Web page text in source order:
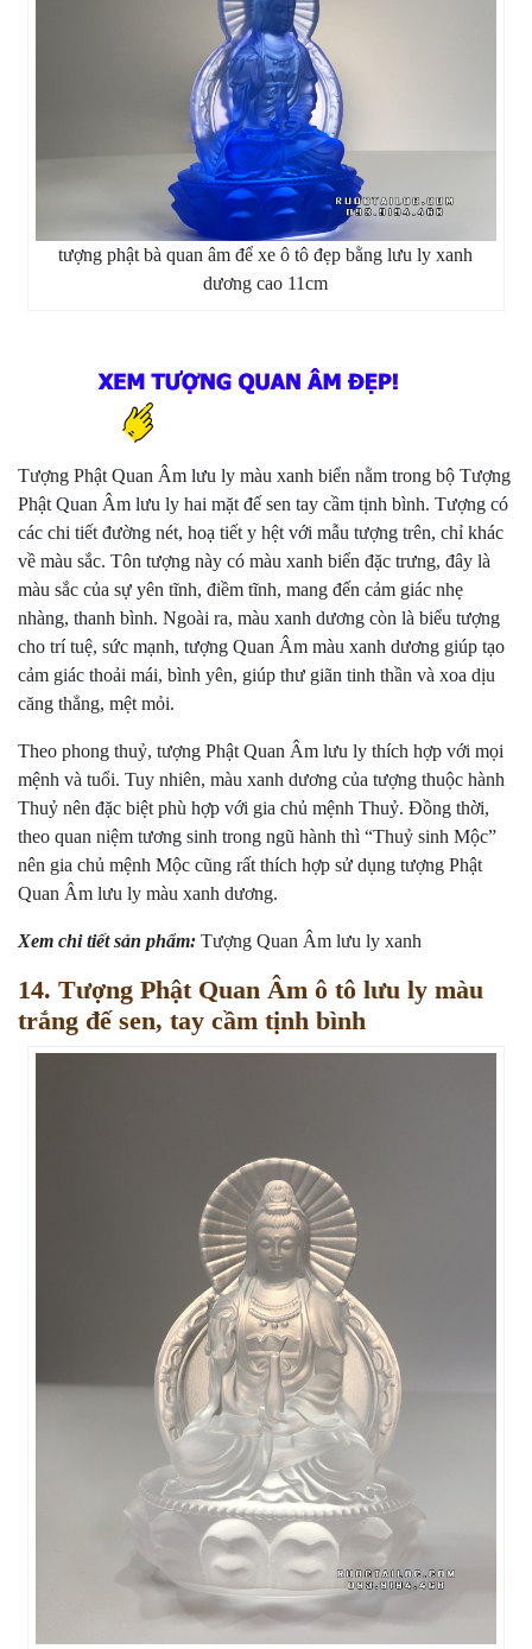
tượng phật bà quan âm để xe ô tô đẹp bằng lưu ly xanh
dương cao 11cm
Tượng Phật Quan Âm lưu ly màu xanh biển nằm trong bộ Tượng
Phật Quan Âm lưu ly hai mặt đế sen tay cầm tịnh bình. Tượng có
các chi tiết đường nét, hoạ tiết y hệt với mẫu tượng trên, chỉ khác
về màu sắc. Tôn tượng này có màu xanh biển đặc trưng, đây là
màu sắc của sự yên tĩnh, điềm tĩnh, mang đến cảm giác nhẹ
nhàng, thanh bình. Ngoài ra, màu xanh dương còn là biểu tượng
cho trí tuệ, sức mạnh, tượng Quan Âm màu xanh dương giúp tạo
cảm giác thoải mái, bình yên, giúp thư giãn tinh thần và xoa dịu
căng thẳng, mệt mỏi.
Theo phong thuỷ, tượng Phật Quan Âm lưu ly thích hợp với mọi
mệnh và tuổi. Tuy nhiên, màu xanh dương của tượng thuộc hành
Thuỷ nên đặc biệt phù hợp với gia chủ mệnh Thuỷ. Đồng thời,
theo quan niệm tương sinh trong ngũ hành thì “Thuỷ sinh Mộc”
nên gia chủ mệnh Mộc cũng rất thích hợp sử dụng tượng Phật
Quan Âm lưu ly màu xanh dương.
Xem chi tiết sản phẩm: Tượng Quan Âm lưu ly xanh
14. Tượng Phật Quan Âm ô tô lưu ly màu
trắng đế sen, tay cầm tịnh bình